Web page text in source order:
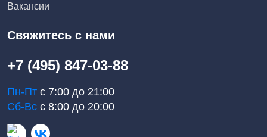
Вакансии
Свяжитесь с нами
+7 (495) 847-03-88
Пн-Пт с 7:00 до 21:00
Сб-Вс с 8:00 до 20:00